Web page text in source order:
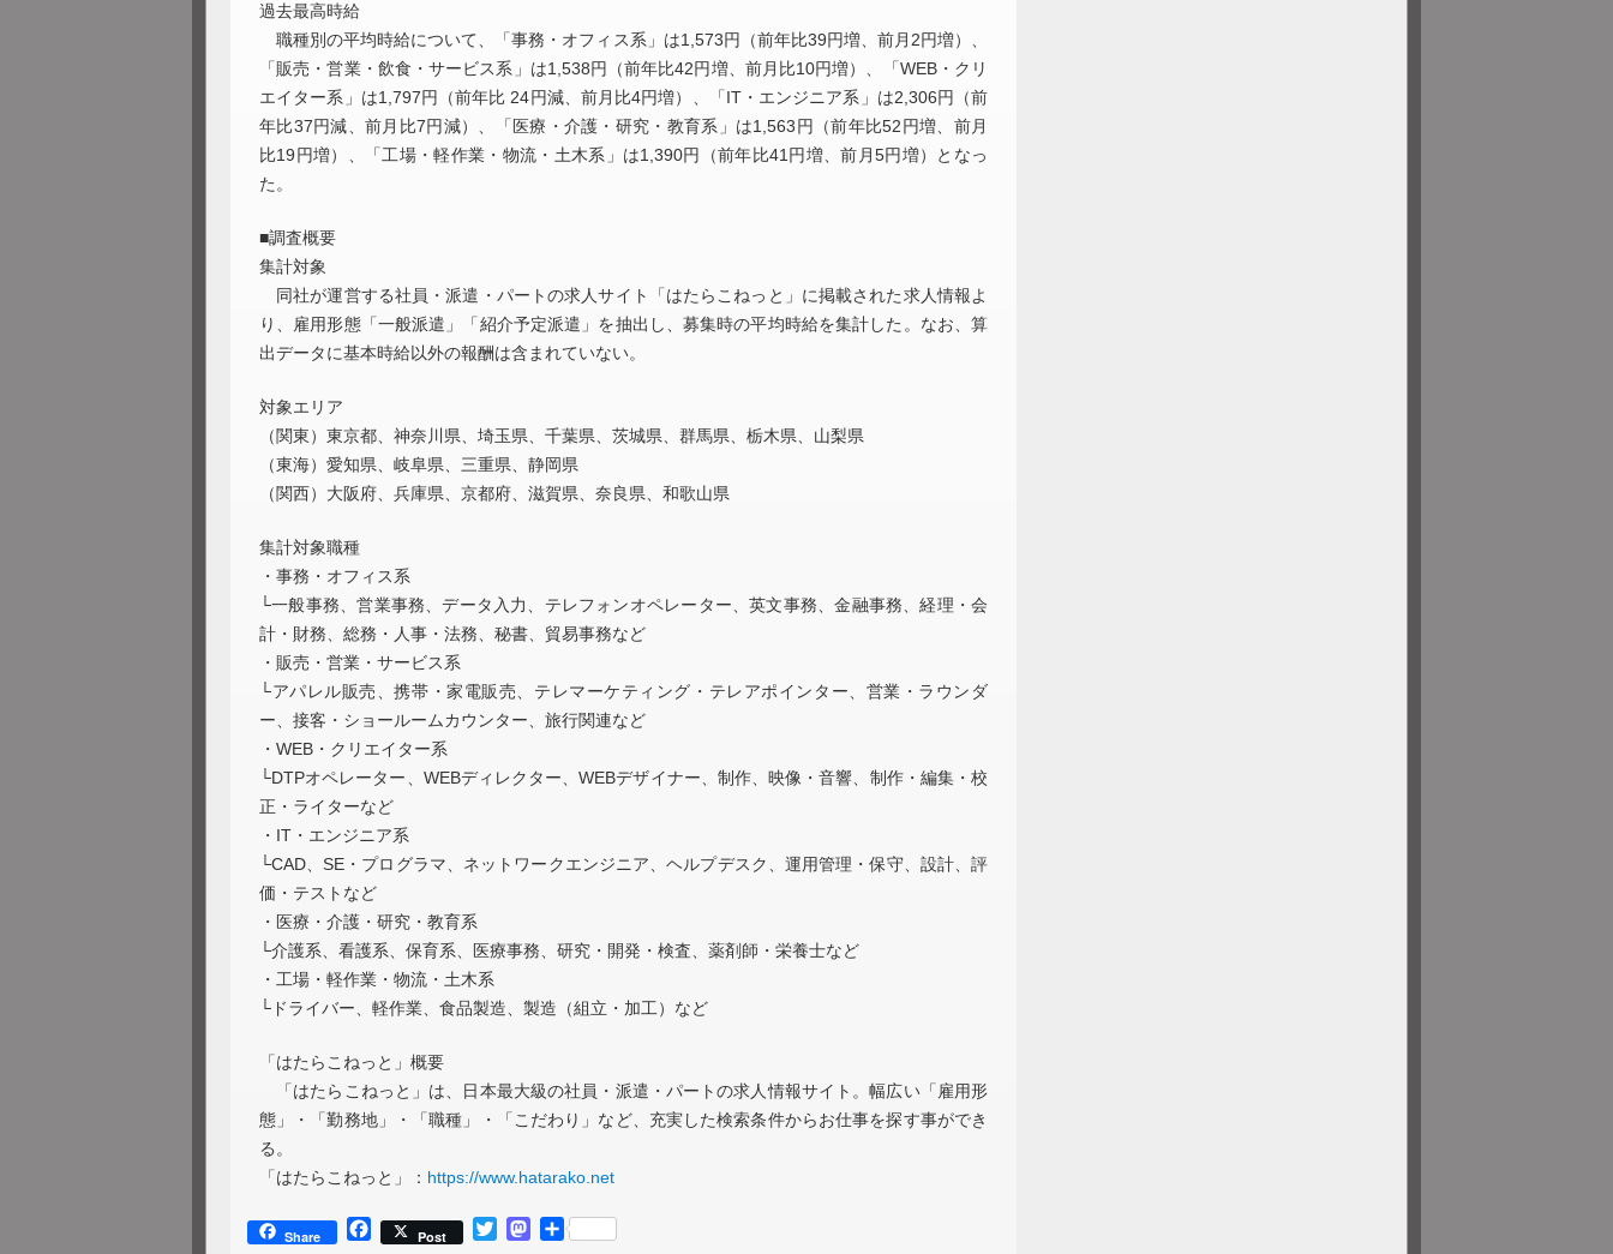
過去最高時給
職種別の平均時給について、「事務・オフィス系」は1,573円（前年比39円増、前月2円増）、
「販売・営業・飲食・サービス系」は1,538円（前年比42円増、前月比10円増）、「WEB・クリ
エイター系」は1,797円（前年比 24円減、前月比4円増）、「IT・エンジニア系」は2,306円（前
年比37円減、前月比7円減）、「医療・介護・研究・教育系」は1,563円（前年比52円増、前月
比19円増）、「工場・軽作業・物流・土木系」は1,390円（前年比41円増、前月5円増）となっ
た。
■調査概要
集計対象
同社が運営する社員・派遣・パートの求人サイト「はたらこねっと」に掲載された求人情報よ
り、雇用形態「一般派遣」「紹介予定派遣」を抽出し、募集時の平均時給を集計した。なお、算
出データに基本時給以外の報酬は含まれていない。
対象エリア
（関東）東京都、神奈川県、埼玉県、千葉県、茨城県、群馬県、栃木県、山梨県
（東海）愛知県、岐阜県、三重県、静岡県
（関西）大阪府、兵庫県、京都府、滋賀県、奈良県、和歌山県
集計対象職種
・事務・オフィス系
└一般事務、営業事務、データ入力、テレフォンオペレーター、英文事務、金融事務、経理・会
計・財務、総務・人事・法務、秘書、貿易事務など
・販売・営業・サービス系
└アパレル販売、携帯・家電販売、テレマーケティング・テレアポインター、営業・ラウンダ
ー、接客・ショールームカウンター、旅行関連など
・WEB・クリエイター系
└DTPオペレーター、WEBディレクター、WEBデザイナー、制作、映像・音響、制作・編集・校
正・ライターなど
・IT・エンジニア系
└CAD、SE・プログラマ、ネットワークエンジニア、ヘルプデスク、運用管理・保守、設計、評
価・テストなど
・医療・介護・研究・教育系
└介護系、看護系、保育系、医療事務、研究・開発・検査、薬剤師・栄養士など
・工場・軽作業・物流・土木系
└ドライバー、軽作業、食品製造、製造（組立・加工）など
「はたらこねっと」概要
「はたらこねっと」は、日本最大級の社員・派遣・パートの求⼈情報サイト。幅広い「雇⽤形
態」・「勤務地」・「職種」・「こだわり」など、充実した検索条件からお仕事を探す事ができ
る。
「はたらこねっと」： https://www.hatarako.net
Share Facebook
Post TwitterMastodon
共